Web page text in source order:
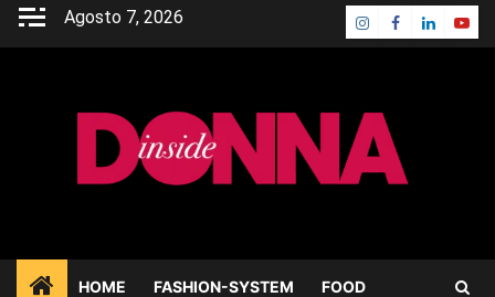
Skip
Agosto 7, 2026 Instagram
Facebook
Linkedin
HOME FASHION-SYSTEM FOOD